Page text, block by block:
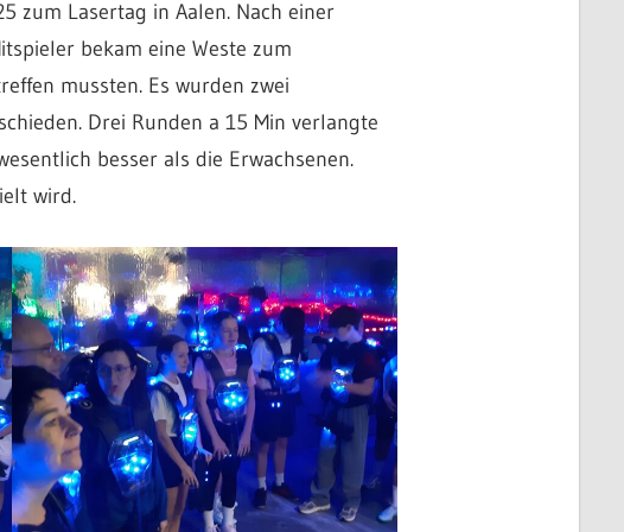
zum Lasertag in Aalen. Nach einer
bekam eine Weste zum
mussten. Es wurden zwei
Drei Runden a 15 Min verlangte
besser als die Erwachsenen.
wird.